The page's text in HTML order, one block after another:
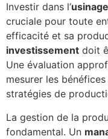
Investir dans l’
cruciale pour toute
efficacité et sa
investissement doit
Une évaluation
mesurer les
stratégies de
La gestion de la
fondamental. Un